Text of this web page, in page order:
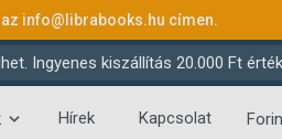
info@librabooks.hu címen.
Ingyenes kiszállítás 20.000 Ft
Hírek Kapcsolat